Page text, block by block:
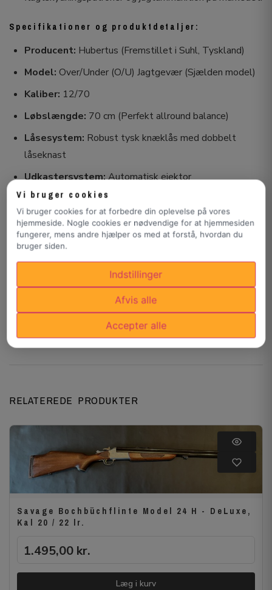
Specifikationer og produktdetaljer:
Producent: Hubertus (Fremstillet i Suhl, Tyskland)
Model: Over/Under (O/U) Jagtgevær (Sjælden model)
Kaliber: 12/70
Løbslængde: 70 cm (Perfekt allround balance)
Låsesystem: Robust tysk knæklås med dobbelt
låseknast
Udkastersystem:Automatisk ejektor
Finish:Blånerede løb med rigt graveret lys låsekasse
Skæfte: Valnøddetræ med pistolgreb, kindpude og
netskæringer
Stand:Brugt – flot og velholdt stand med mindre
Bemærk: Dette haglgevær er tilladelseskrævende og
kræver gyldigt dansk jagttegn samt våbenregistrering.
RELATEREDE PRODUKTER
Savage Bochbüchflinte Model 24 H - DeLuxe,
Kal 20 / 22 lr.
1.495,00 kr.
Læg i kurv
Vi bruger cookies
Vi bruger cookies for at forbedre din oplevelse på vores
hjemmeside. Nogle cookies er nødvendige for at hjemmesiden
fungerer, mens andre hjælper os med at forstå, hvordan du
bruger siden.
Indstillinger
Afvis alle
Accepter alle